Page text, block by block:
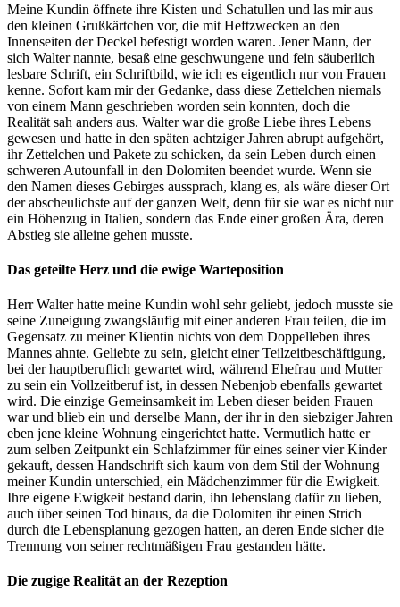
Meine Kundin öffnete ihre Kisten und Schatullen und las mir aus
den kleinen Grußkärtchen vor, die mit Heftzwecken an den
Innenseiten der Deckel befestigt worden waren. Jener Mann, der
sich Walter nannte, besaß eine geschwungene und fein säuberlich
lesbare Schrift, ein Schriftbild, wie ich es eigentlich nur von Frauen
kenne. Sofort kam mir der Gedanke, dass diese Zettelchen niemals
von einem Mann geschrieben worden sein konnten, doch die
Realität sah anders aus. Walter war die große Liebe ihres Lebens
gewesen und hatte in den späten achtziger Jahren abrupt aufgehört,
ihr Zettelchen und Pakete zu schicken, da sein Leben durch einen
schweren Autounfall in den Dolomiten beendet wurde. Wenn sie
den Namen dieses Gebirges aussprach, klang es, als wäre dieser Ort
der abscheulichste auf der ganzen Welt, denn für sie war es nicht nur
ein Höhenzug in Italien, sondern das Ende einer großen Ära, deren
Abstieg sie alleine gehen musste.
Das geteilte Herz und die ewige Warteposition
Herr Walter hatte meine Kundin wohl sehr geliebt, jedoch musste sie
seine Zuneigung zwangsläufig mit einer anderen Frau teilen, die im
Gegensatz zu meiner Klientin nichts von dem Doppelleben ihres
Mannes ahnte. Geliebte zu sein, gleicht einer Teilzeitbeschäftigung,
bei der hauptberuflich gewartet wird, während Ehefrau und Mutter
zu sein ein Vollzeitberuf ist, in dessen Nebenjob ebenfalls gewartet
wird. Die einzige Gemeinsamkeit im Leben dieser beiden Frauen
war und blieb ein und derselbe Mann, der ihr in den siebziger Jahren
eben jene kleine Wohnung eingerichtet hatte. Vermutlich hatte er
zum selben Zeitpunkt ein Schlafzimmer für eines seiner vier Kinder
gekauft, dessen Handschrift sich kaum von dem Stil der Wohnung
meiner Kundin unterschied, ein Mädchenzimmer für die Ewigkeit.
Ihre eigene Ewigkeit bestand darin, ihn lebenslang dafür zu lieben,
auch über seinen Tod hinaus, da die Dolomiten ihr einen Strich
durch die Lebensplanung gezogen hatten, an deren Ende sicher die
Trennung von seiner rechtmäßigen Frau gestanden hätte.
Die zugige Realität an der Rezeption